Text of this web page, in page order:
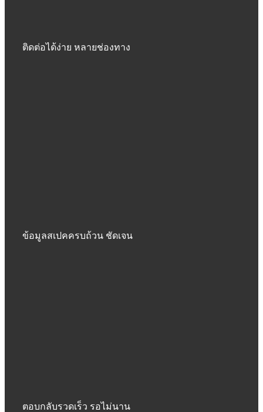
ติดต่อได้ง่าย หลายช่องทาง
ข้อมูลสเปคครบถ้วน ชัดเจน
ตอบกลับรวดเร็ว รอไม่นาน